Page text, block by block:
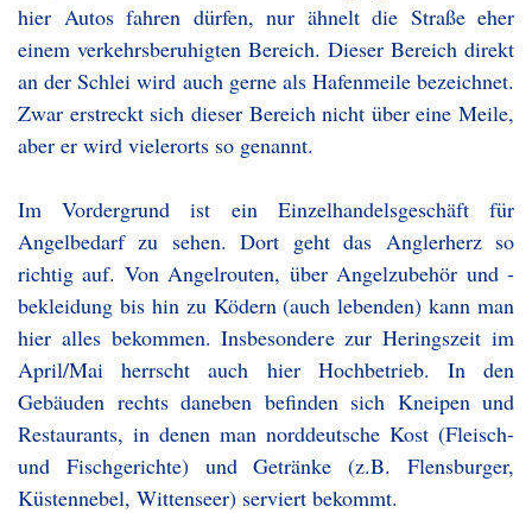
hier Autos fahren dürfen, nur ähnelt die Straße eher
einem verkehrsberuhigten Bereich. Dieser Bereich direkt
an der Schlei wird auch gerne als Hafenmeile bezeichnet.
Zwar erstreckt sich dieser Bereich nicht über eine Meile,
aber er wird vielerorts so genannt.
Im Vordergrund ist ein Einzelhandelsgeschäft für
Angelbedarf zu sehen. Dort geht das Anglerherz so
richtig auf. Von Angelrouten, über Angelzubehör und -
bekleidung bis hin zu Ködern (auch lebenden) kann man
hier alles bekommen. Insbesondere zur Heringszeit im
April/Mai herrscht auch hier Hochbetrieb. In den
Gebäuden rechts daneben befinden sich Kneipen und
Restaurants, in denen man norddeutsche Kost (Fleisch-
und Fischgerichte) und Getränke (z.B. Flensburger,
Küstennebel, Wittenseer) serviert bekommt.